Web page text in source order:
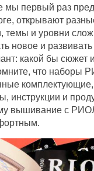
мы первый раз
открывают
темы и уровни
новое и развивать
какой бы сюжет
что наборы
инструкции и
вышивание с